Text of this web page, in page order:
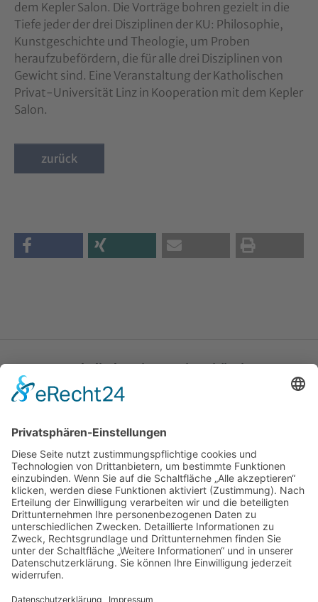
dem Kepler Salon. Die Vorträge bohren gezielt in die
Tiefe jeder der drei Disziplinen der KU: Philosophie,
Kunstgeschichte und Theologie, um Proben
heraufzubefördern, die für alle drei Disziplinen von
Gewicht sind. Eine Veranstaltung der Katholischen
Privat-Universität Linz in Kooperation mit dem Kepler
Salon.
zurück
Katholische Privat-Universität Linz
Bethlehemstraße 20
T:+43 732 / 784293
E:office[at]ku-linz.at